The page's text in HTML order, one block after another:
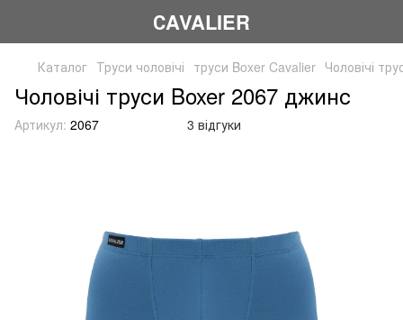
СAVALIER
Каталог Труси чоловічі труси Boxer Cavalier Чоловічі
Чоловічі труси Boxer 2067 джинс
Артикул: 2067 3 відгуки